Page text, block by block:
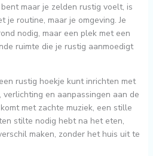
maar je zelden rustig voelt, is
je routine, maar je omgeving. Je
nodig, maar een plek met een
ruimte die je rustig aanmoedigt
rustig hoekje kunt inrichten met
en aanpassingen aan de
met zachte muziek, een stille
stilte nodig hebt na het eten,
maken, zonder het huis uit te